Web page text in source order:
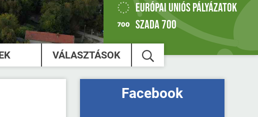
EURÓPAI UNIÓS PÁLYÁZATOK
SZADA 700
VÁLASZTÁSOK
Facebook